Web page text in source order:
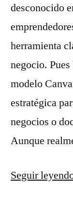
desconocido
herramienta
negocio.
modelo
estratégica
negocios o
Aunque
Seguir